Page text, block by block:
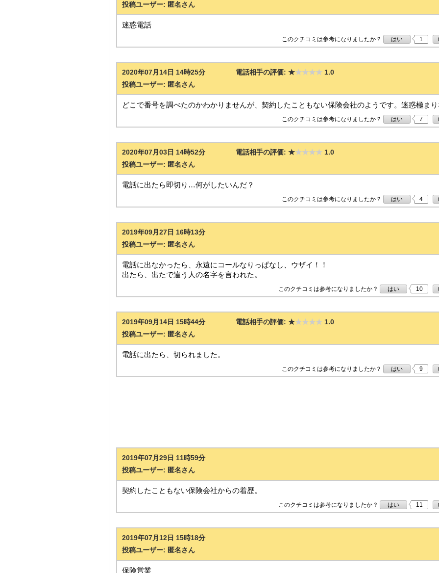
投稿ユーザー: 匿名さん
迷惑電話
このクチコミは参考になりましたか？ はい 1
2020年07月14日 14時25分 電話相手の評価: ★★★★★1.0
投稿ユーザー: 匿名さん
どこで番号を調べたのかわかりませんが、契約したこともない保険会社のようです。迷惑極まり
このクチコミは参考になりましたか？ はい 7
2020年07月03日 14時52分 電話相手の評価: ★★★★★1.0
投稿ユーザー: 匿名さん
電話に出たら即切り…何がしたいんだ？
このクチコミは参考になりましたか？ はい 4
2019年09月27日 16時13分
投稿ユーザー: 匿名さん
電話に出なかったら、永遠にコールなりっぱなし、ウザイ！！
出たら、出たで違う人の名字を言われた。
このクチコミは参考になりましたか？ はい 10
2019年09月14日 15時44分 電話相手の評価: ★★★★★1.0
投稿ユーザー: 匿名さん
電話に出たら、切られました。
このクチコミは参考になりましたか？ はい 9
2019年07月29日 11時59分
投稿ユーザー: 匿名さん
契約したこともない保険会社からの着歴。
このクチコミは参考になりましたか？ はい 11
2019年07月12日 15時18分
投稿ユーザー: 匿名さん
保険営業